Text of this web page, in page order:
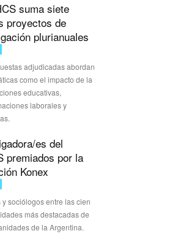
suma siete
proyectos de
plurianuales
adjudicadas abordan
como el impacto de la
educativas,
laborales y
es del
premiados por la
Konex
y sociólogos entre las cien
más destacadas de
de la Argentina.